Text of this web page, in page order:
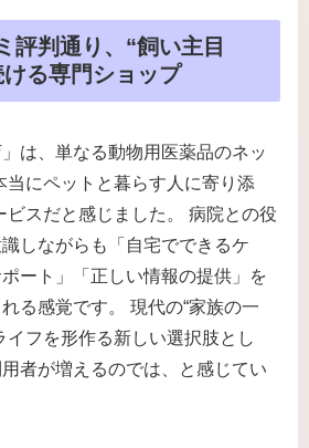
評判通り、“飼い主目
る専門ショップ
」は、単なる動物用医薬品のネッ
当にペットと暮らす人に寄り添
ビスだと感じました。 病院との役
しながらも「自宅でできるケ
ート」「正しい情報の提供」を
る感覚です。 現代の“家族の一
イフを形作る新しい選択肢とし
者が増えるのでは、と感じてい